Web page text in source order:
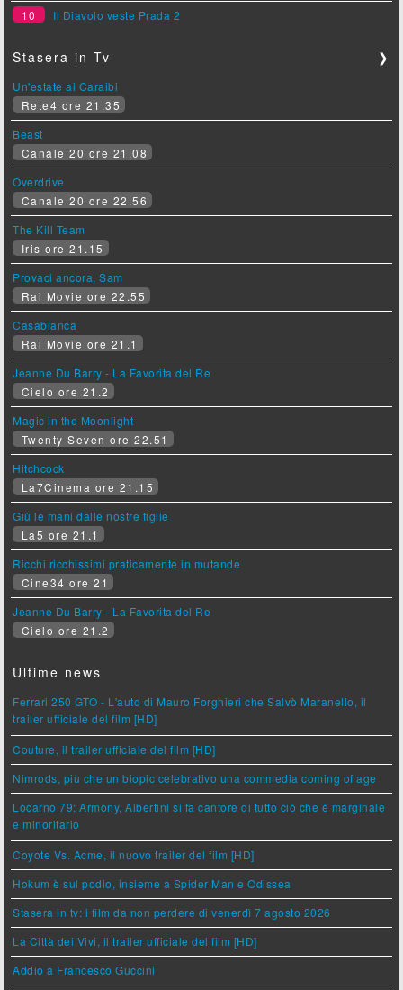
10
Il Diavolo veste Prada 2
Stasera in Tv ❯
Un'estate ai Caraibi
Rete4 ore 21.35
Beast
Canale 20 ore 21.08
Overdrive
Canale 20 ore 22.56
The Kill Team
Iris ore 21.15
Provaci ancora, Sam
Rai Movie ore 22.55
Casablanca
Rai Movie ore 21.1
Jeanne Du Barry - La Favorita del Re
Cielo ore 21.2
Magic in the Moonlight
Twenty Seven ore 22.51
Hitchcock
La7Cinema ore 21.15
Giù le mani dalle nostre figlie
La5 ore 21.1
Ricchi ricchissimi praticamente in mutande
Cine34 ore 21
Jeanne Du Barry - La Favorita del Re
Cielo ore 21.2
Ultime news
Ferrari 250 GTO - L'auto di Mauro Forghieri che Salvò Maranello, il
trailer ufficiale del film [HD]
Couture, il trailer ufficiale del film [HD]
Nimrods, più che un biopic celebrativo una commedia coming of age
Locarno 79: Armony, Albertini si fa cantore di tutto ciò che è marginale
e minoritario
Coyote Vs. Acme, il nuovo trailer del film [HD]
Hokum è sul podio, insieme a Spider Man e Odissea
Stasera in tv: i film da non perdere di venerdì 7 agosto 2026
La Città dei Vivi, il trailer ufficiale del film [HD]
Addio a Francesco Guccini